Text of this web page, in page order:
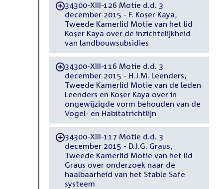
-34300-XIII-126 Motie d.d. 3
december 2015 - F. Koşer Kaya,
Tweede Kamerlid Motie van het lid
Koşer Kaya over de inzichtelijkheid
van landbouwsubsidies
-34300-XIII-116 Motie d.d. 3
december 2015 - H.J.M. Leenders,
Tweede Kamerlid Motie van de leden
Leenders en Koşer Kaya over in
ongewijzigde vorm behouden van de
Vogel- en Habitatrichtlijn
-34300-XIII-117 Motie d.d. 3
december 2015 - D.J.G. Graus,
Tweede Kamerlid Motie van het lid
Graus over onderzoek naar de
haalbaarheid van het Stable Safe
systeem